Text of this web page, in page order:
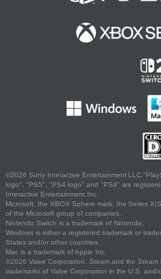
©2026 Sony Interactive Entertainment
logo", "PS5", "PS4 logo" and "PS4" are
Interactive Entertainment Inc.
Microsoft, the XBOX Sphere mark, the Series
of the Microsoft group of companies.
Nintendo Switch is a trademark of Nintendo.
Windows is either a registered trademark or
States and/or other countries.
Mac is a trademark of Apple Inc.
©2026 Valve Corporation. Steam and the
trademarks of Valve Corporation in the U.S. and/